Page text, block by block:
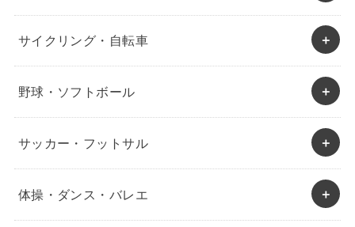
サイクリング・自転車
野球・ソフトボール
サッカー・フットサル
体操・ダンス・バレエ